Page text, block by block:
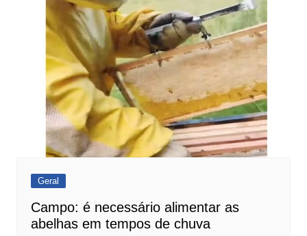
Geral
Campo: é necessário alimentar as
abelhas em tempos de chuva